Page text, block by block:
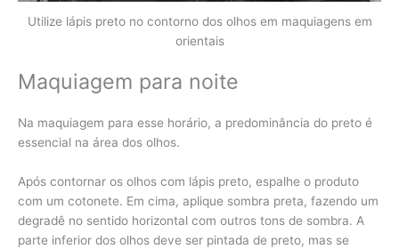
Utilize lápis preto no contorno dos olhos em maquiagens em
orientais
Maquiagem para noite
Na maquiagem para esse horário, a predominância do preto é
essencial na área dos olhos.
Após contornar os olhos com lápis preto, espalhe o produto
com um cotonete. Em cima, aplique sombra preta, fazendo um
degradê no sentido horizontal com outros tons de sombra. A
parte inferior dos olhos deve ser pintada de preto, mas se